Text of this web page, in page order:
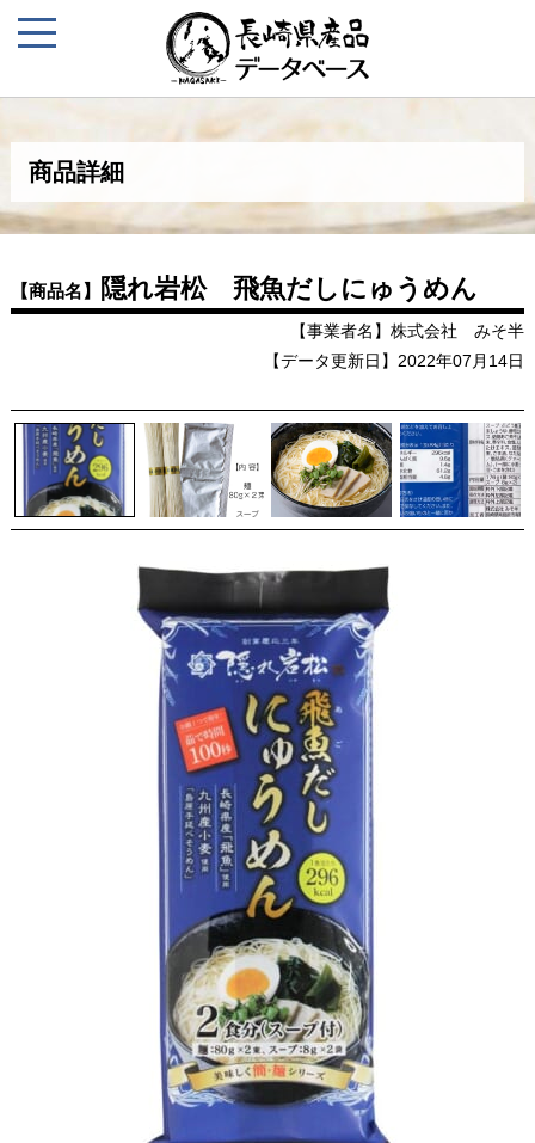
商品詳細
【商品名】 隠れ岩松 飛魚だしにゅうめん
【事業者名】株式会社 みそ半
【データ更新日】2022年07月14日